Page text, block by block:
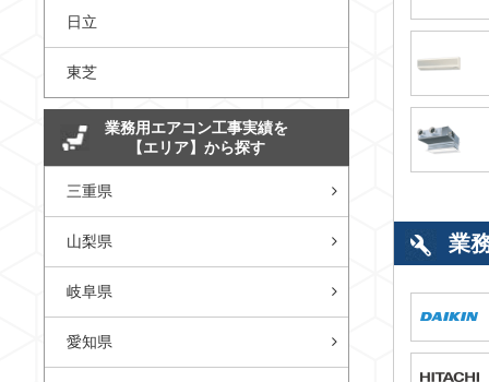
業
日立
東芝
業務用エアコン工事実績を
【エリア】から探す
三重県
山梨県
岐阜県
愛知県